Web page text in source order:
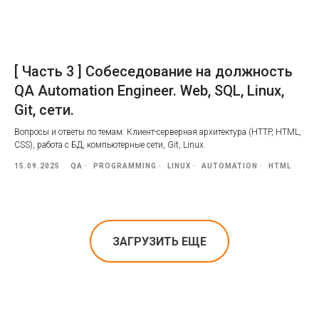
[ Часть 3 ] Собеседование на должность
QA Automation Engineer. Web, SQL, Linux,
Git, сети.
Вопросы и ответы по темам: Клиент-серверная архитектура (HTTP, HTML,
CSS), работа с БД, компьютерные сети, Git, Linux.
15.09.2025 QA PROGRAMMING LINUX AUTOMATION HTML
ЗАГРУЗИТЬ ЕЩЕ